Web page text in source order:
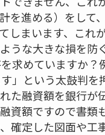
を進める）をして
しまいます、これ
な大きな損を防
求めていますか？
」という太鼓判を
た融資額を銀行が
資額ですので書類
確定した図面や工